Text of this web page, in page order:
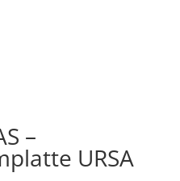
–
URSA